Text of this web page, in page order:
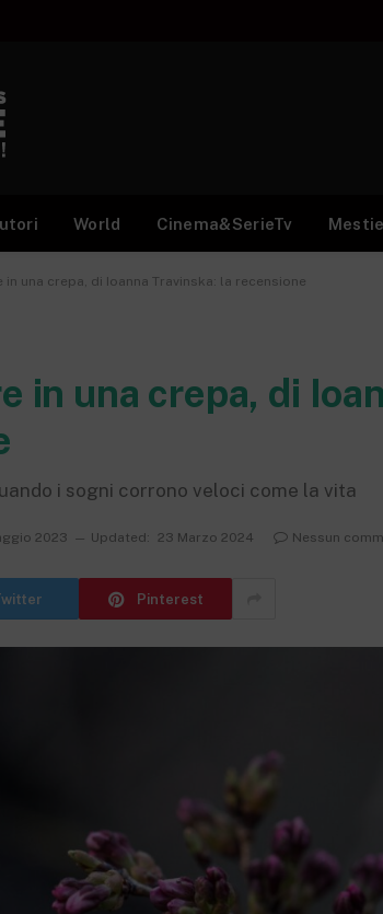
World Cinema&SerieTv
in una crepa, di Ioanna Travinska: la recensione
in una crepa, di
i sogni corrono veloci come la vita
2023 Updated: 23 Marzo 2024 Nessun
Pinterest